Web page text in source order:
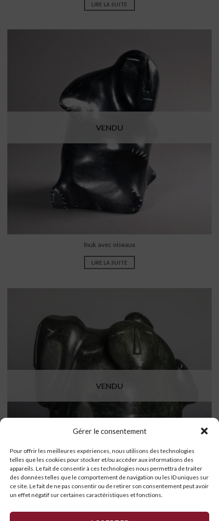
Gérer le consentement
Pour offrir les meilleures expériences, nous utilisons des technologies
telles que les cookies pour stocker et/ou accéder aux informations des
appareils. Le fait de consentir à ces technologies nous permettra de traiter
des données telles que le comportement de navigation ou les ID uniques sur
ce site. Le fait de ne pas consentir ou de retirer son consentement peut avoir
un effet négatif sur certaines caractéristiques et fonctions.
LIRE LA SUITE
VENDU
Inuk avec oiseaux
LIRE LA SUITE
VENDU